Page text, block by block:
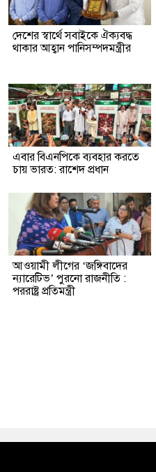
দেশের স্বার্থে সবাইকে ঐক্যবদ্ধ
থাকার আহ্বান পানিসম্পদমন্ত্রীর
এবার বিএনপিকে ব্যবহার করতে
চায় ভারত: রাশেদ প্রধান
আওয়ামী লীগের ‘জঙ্গিবাদের
ন্যারেটিভ’ পুরনো রাজনীতি :
পররাষ্ট্র প্রতিমন্ত্রী